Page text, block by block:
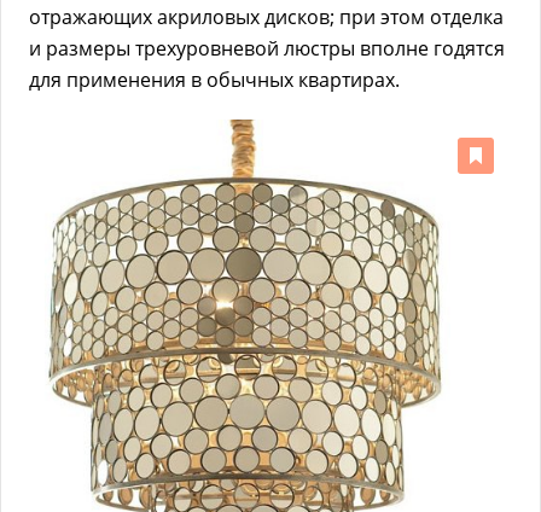
отражающих акриловых дисков; при этом отделка
и размеры трехуровневой люстры вполне годятся
для применения в обычных квартирах.